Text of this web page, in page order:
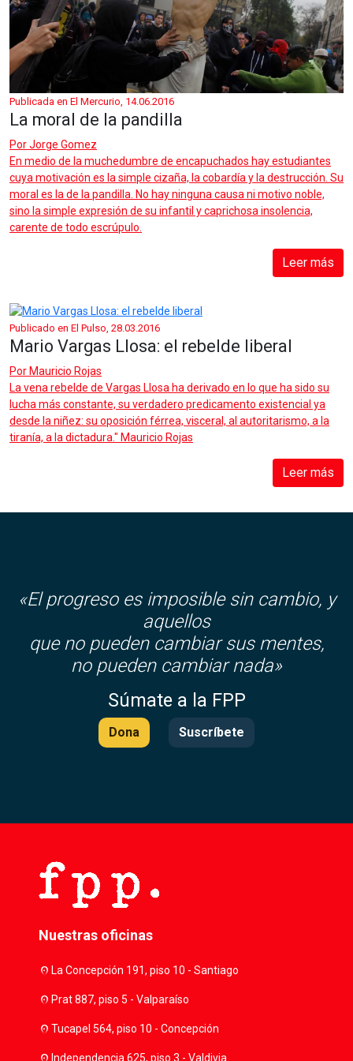
Publicada en El Mercurio, 14.06.2016
La moral de la pandilla
PorJorge Gomez
En medio de la muchedumbre de encapuchados hay estudiantes
cuya motivación es la simple cizaña, la cobardía y la destrucción. Su
moral es la de la pandilla. No hay ninguna causa ni motivo noble,
sino la simple expresión de su infantil y caprichosa insolencia,
carente de todo escrúpulo.
Leer más
Publicado en El Pulso, 28.03.2016
Mario Vargas Llosa: el rebelde liberal
Por Mauricio Rojas
La vena rebelde de Vargas Llosa ha derivado en lo que ha sido su
lucha más constante, su verdadero predicamento existencial ya
desde la niñez: su oposición férrea, visceral, al autoritarismo, a la
tiranía, a la dictadura." Mauricio Rojas
Leer más
«El progreso es imposible sin cambio, y
aquellos
que no pueden cambiar sus mentes,
no pueden cambiar nada»
Súmate a la FPP
Dona Suscríbete
Nuestras oficinas
location_onLa Concepción 191, piso 10 - Santiago
location_onPrat 887, piso 5 - Valparaíso
location_onTucapel 564, piso 10 - Concepción
Independencia 625, piso 3 - Valdivia